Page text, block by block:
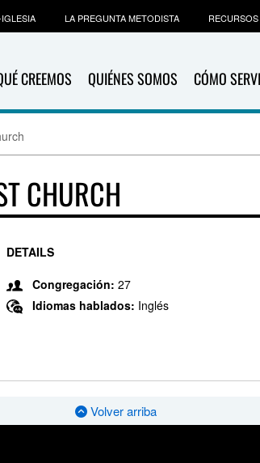
CREEMOS QUIÉNES SOMOS CÓMO
LA PREGUNTA METODISTA
CHURCH
DETAILS
Congregación: 27
Idiomas hablados: Inglés
Volver arriba